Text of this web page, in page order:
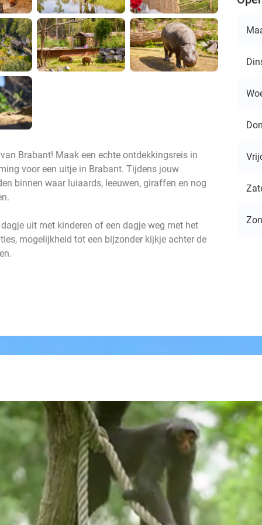
Brabant! Maak een echte ontdekkingsreis in
voor een uitje in Brabant. Tijdens jouw
binnen waar luiaards, leeuwen, giraffen en nog
uit met kinderen of een dagje weg met het
mogelijkheid tot een bijzonder kijkje achter de